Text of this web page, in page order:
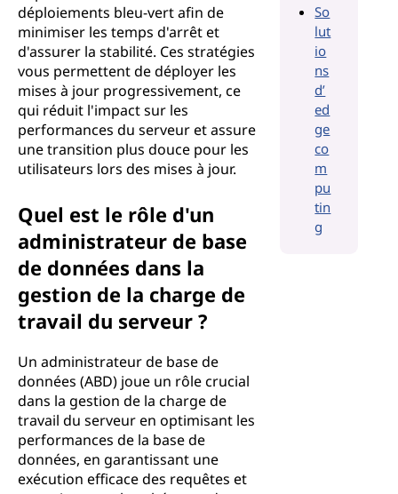
déploiements bleu-vert afin de
minimiser les temps d'arrêt et
d'assurer la stabilité. Ces stratégies
vous permettent de déployer les
mises à jour progressivement, ce
qui réduit l'impact sur les
performances du serveur et assure
une transition plus douce pour les
utilisateurs lors des mises à jour.
Quel est le rôle d'un
administrateur de base
de données dans la
gestion de la charge de
travail du serveur ?
Un administrateur de base de
données (ABD) joue un rôle crucial
dans la gestion de la charge de
travail du serveur en optimisant les
performances de la base de
données, en garantissant une
exécution efficace des requêtes et
So
lut
io
ns
d’
ed
ge
co
m
pu
tin
g